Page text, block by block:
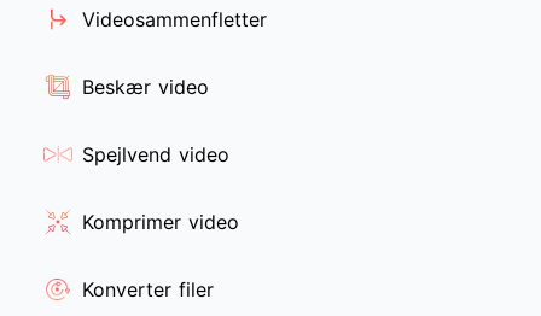
Videosammenfletter
Beskær video
Spejlvend video
Komprimer video
Konverter filer